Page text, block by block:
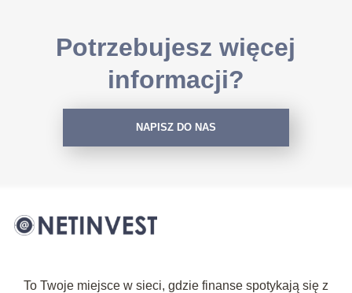
Potrzebujesz więcej
informacji?
NAPISZ DO NAS
To Twoje miejsce w sieci, gdzie finanse spotykają się z